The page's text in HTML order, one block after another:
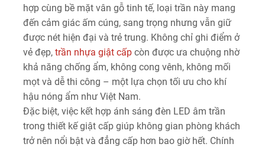
hợp cùng bề mặt vân gỗ tinh tế, loại trần này mang
đến cảm giác ấm cúng, sang trọng nhưng vẫn giữ
được nét hiện đại và trẻ trung. Không chỉ ghi điểm ở
vẻ đẹp, trần nhựa giật cấp còn được ưa chuộng nhờ
khả năng chống ẩm, không cong vênh, không mối
mọt và dễ thi công – một lựa chọn tối ưu cho khí
hậu nóng ẩm như Việt Nam.
Đặc biệt, việc kết hợp ánh sáng đèn LED âm trần
trong thiết kế giật cấp giúp không gian phòng khách
trở nên nổi bật và đẳng cấp hơn bao giờ hết. Chính